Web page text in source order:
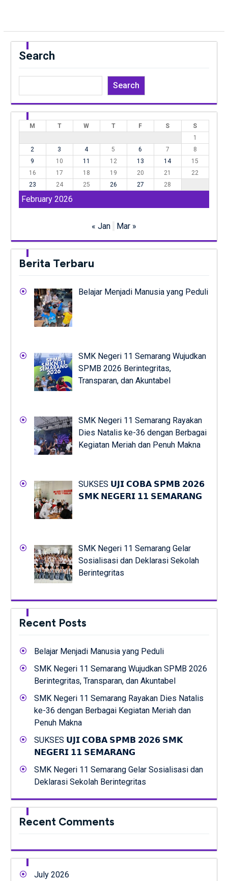
Search
Search
February 2026
M T W T F S
S
1
2
3 4 5 6 7
8
9
10 11 12 13 14
15
16
17 18 19 20 21
22
23
24 25 26 27 28
« Jan Mar »
Berita Terbaru
Belajar Menjadi Manusia yang Peduli
SMK Negeri 11 Semarang Wujudkan
SPMB 2026 Berintegritas,
Transparan, dan Akuntabel
SMK Negeri 11 Semarang Rayakan
Dies Natalis ke-36 dengan Berbagai
Kegiatan Meriah dan Penuh Makna
SUKSES 𝗨𝗝𝗜 𝗖𝗢𝗕𝗔 𝗦𝗣𝗠𝗕 𝟮𝟬𝟮𝟲
𝗦𝗠𝗞 𝗡𝗘𝗚𝗘𝗥𝗜 𝟭𝟭 𝗦𝗘𝗠𝗔𝗥𝗔𝗡𝗚
SMK Negeri 11 Semarang Gelar
Sosialisasi dan Deklarasi Sekolah
Berintegritas
Recent Posts
Belajar Menjadi Manusia yang Peduli
SMK Negeri 11 Semarang Wujudkan SPMB 2026
Berintegritas, Transparan, dan Akuntabel
SMK Negeri 11 Semarang Rayakan Dies Natalis
ke-36 dengan Berbagai Kegiatan Meriah dan
Penuh Makna
SUKSES 𝗨𝗝𝗜 𝗖𝗢𝗕𝗔 𝗦𝗣𝗠𝗕 𝟮𝟬𝟮𝟲 𝗦𝗠𝗞
𝗡𝗘𝗚𝗘𝗥𝗜 𝟭𝟭 𝗦𝗘𝗠𝗔𝗥𝗔𝗡𝗚
SMK Negeri 11 Semarang Gelar Sosialisasi dan
Deklarasi Sekolah Berintegritas
Recent Comments
July 2026